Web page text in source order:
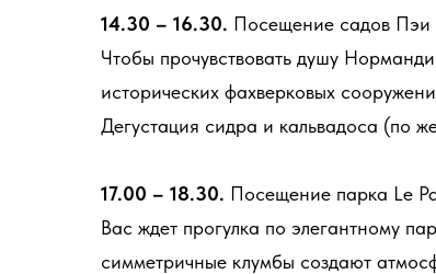
14.30 – 16.30. Посещение садов Пэи
Чтобы прочувствовать душу
исторических фахверковых
Дегустация сидра и кальвадоса (по
17.00 – 18.30. Посещение парка Le
Вас ждет прогулка по элегантному
симметричные клумбы создают